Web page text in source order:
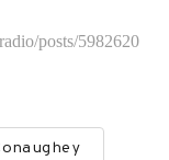
posts/5982620